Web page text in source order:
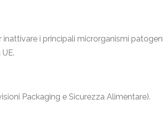
i principali microrganismi
Packaging e Sicurezza Alimentare).